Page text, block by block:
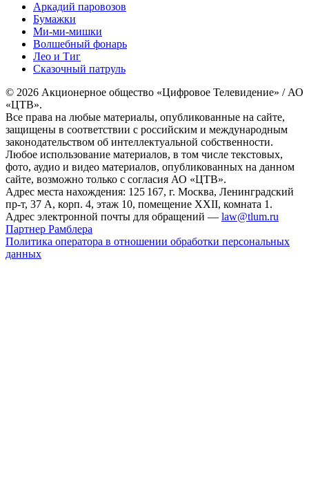
Аркадий паровозов
Бумажки
Ми-ми-мишки
Волшебный фонарь
Лео и Тиг
Сказочный патруль
© 2026 Акционерное общество «Цифровое Телевидение» / АО
«ЦТВ».
Все права на любые материалы, опубликованные на сайте,
защищены в соответствии с российским и международным
законодательством об интеллектуальной собственности.
Любое использование материалов, в том числе текстовых,
фото, аудио и видео материалов, опубликованных на данном
сайте, возможно только с согласия АО «ЦТВ».
Адрес места нахождения: 125 167, г. Москва, Ленинградский
пр-т, 37 А, корп. 4, этаж 10, помещение XXII, комната 1.
Адрес электронной почты для обращений — law@tlum.ru
Партнер Рамблера
Политика оператора в отношении обработки персональных
данных